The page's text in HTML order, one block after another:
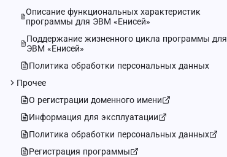
Описание функциональных характеристик
программы для ЭВМ «Енисей»
Поддержание жизненного цикла программы для
ЭВМ «Енисей»
Политика обработки персональных данных
Прочее
О регистрации доменного имени
Информация для эксплуатации
Политика обработки персональных данных
Регистрация программы